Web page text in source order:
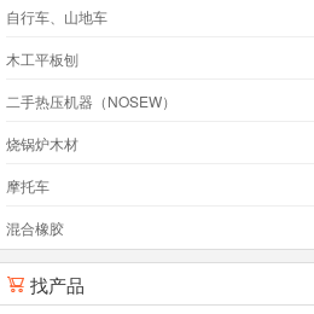
自行车、山地车
木工平板刨
二手热压机器（NOSEW）
烧锅炉木材
摩托车
混合橡胶
 找产品